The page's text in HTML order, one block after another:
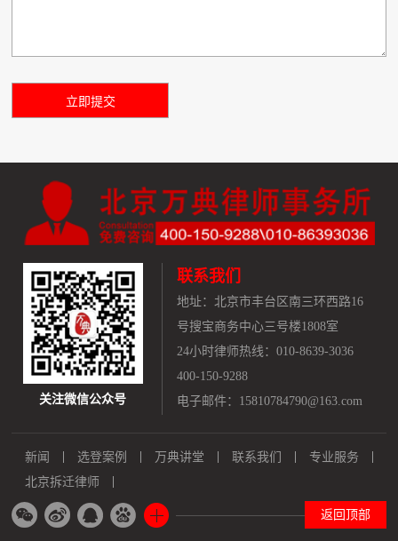
关注微信公众号
联系我们
地址： 北京市丰台区南三环西路16
号搜宝商务中心三号楼1808室
24小时律师热线：010-8639-3036
400-150-9288
电子邮件：15810784790@163.com
新闻 选登案例 万典讲堂 联系我们
专业服务
北京拆迁律师
返回顶部